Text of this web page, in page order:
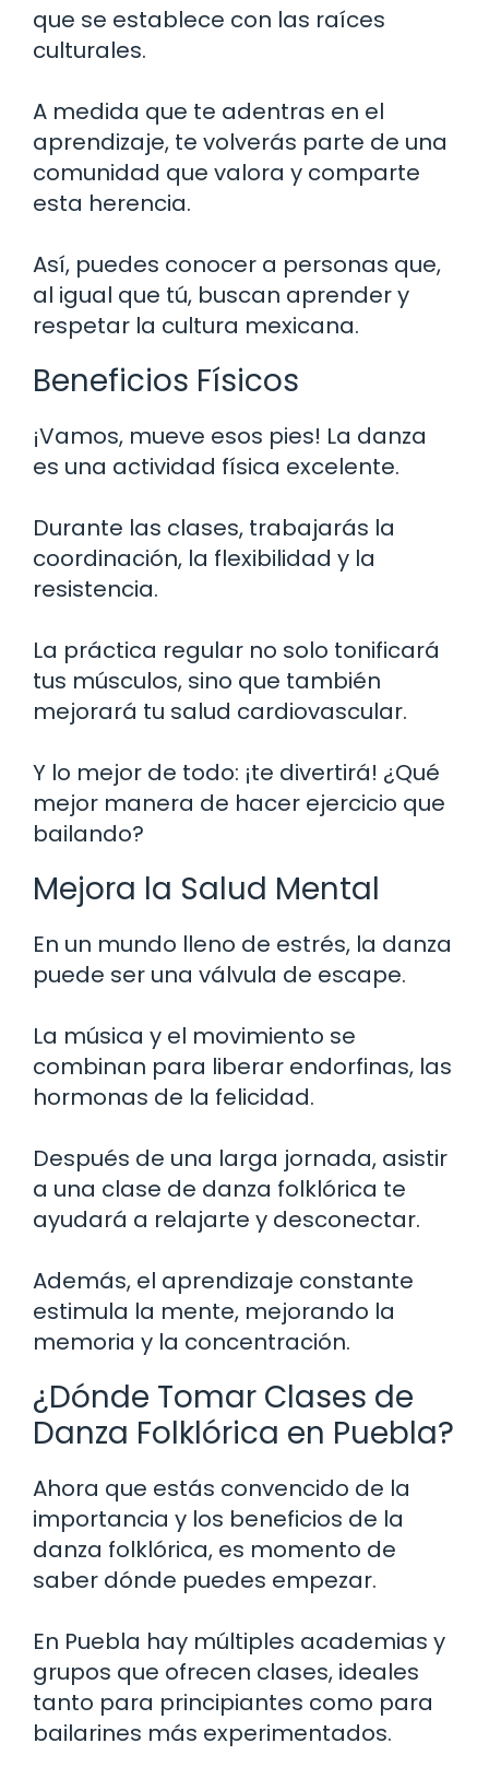
que se establece con las raíces
culturales.
A medida que te adentras en el
aprendizaje, te volverás parte de una
comunidad que valora y comparte
esta herencia.
Así, puedes conocer a personas que,
al igual que tú, buscan aprender y
respetar la cultura mexicana.
Beneficios Físicos
¡Vamos, mueve esos pies! La danza
es una actividad física excelente.
Durante las clases, trabajarás la
coordinación, la flexibilidad y la
resistencia.
La práctica regular no solo tonificará
tus músculos, sino que también
mejorará tu salud cardiovascular.
Y lo mejor de todo: ¡te divertirá! ¿Qué
mejor manera de hacer ejercicio que
bailando?
Mejora la Salud Mental
En un mundo lleno de estrés, la danza
puede ser una válvula de escape.
La música y el movimiento se
combinan para liberar endorfinas, las
hormonas de la felicidad.
Después de una larga jornada, asistir
a una clase de danza folklórica te
ayudará a relajarte y desconectar.
Además, el aprendizaje constante
estimula la mente, mejorando la
memoria y la concentración.
¿Dónde Tomar Clases de
Danza Folklórica en Puebla?
Ahora que estás convencido de la
importancia y los beneficios de la
danza folklórica, es momento de
saber dónde puedes empezar.
En Puebla hay múltiples academias y
grupos que ofrecen clases, ideales
tanto para principiantes como para
bailarines más experimentados.